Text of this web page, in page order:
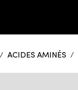
ACIDES AMINÉS